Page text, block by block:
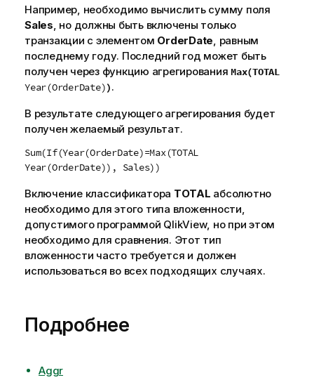
к
и
н
ф
о
р
а
ц
и
и
Например, необходимо вычислить сумму поля
Sales , но должны быть включены только
транзакции с элементом OrderDate , равным
последнему году. Последний год может быть
получен через функцию агрегирования Max(TOTAL
Year(OrderDate)).
В результате следующего агрегирования будет
получен желаемый результат.
Sum(If(Year(OrderDate)=Max(TOTAL
Year(OrderDate)), Sales))
Включение классификатора TOTAL абсолютно
необходимо для этого типа вложенности,
допустимого программой QlikView, но при этом
необходимо для сравнения. Этот тип
вложенности часто требуется и должен
использоваться во всех подходящих случаях.
Подробнее
Aggr